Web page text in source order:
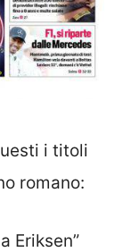
i titoli
romano:
Eriksen”